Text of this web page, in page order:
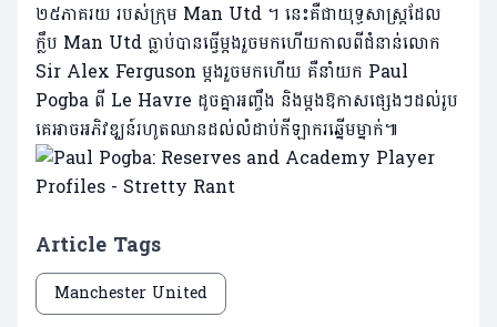
២៥ភាគរយ របស់ក្រុម Man Utd ។ នេះគឺជាយុទ្ធសាស្ត្រដែល
ក្លឹប Man Utd ធ្លាប់បានធ្វើម្តងរួចមកហើយកាលពីជំនាន់លោក
Sir Alex Ferguson ម្តងរួចមកហើយ គឺនាំយក Paul
Pogba ពី Le Havre ដូចគ្នាអញ្ចឹង និងម្តងឱកាសផ្សេងៗ​ដល់រូប
គេអាចអភិវឌ្ឃន៍រហូតឈានដល់លំដាប់កីឡាករឆ្នើមម្នាក់៕
Article Tags
Manchester United